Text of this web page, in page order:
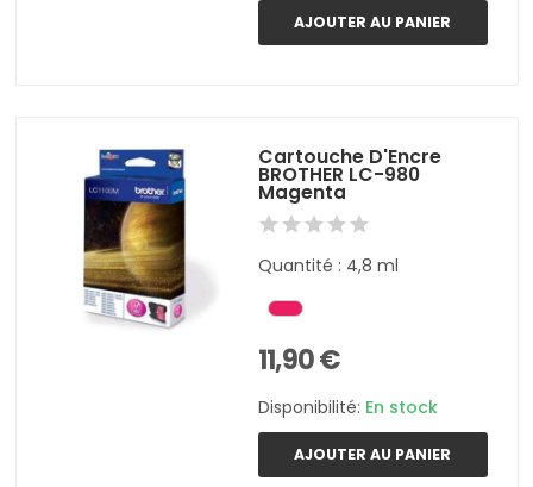
AJOUTER AU PANIER
Cartouche D'Encre
BROTHER LC-980
Magenta
Quantité : 4,8 ml
11,90 €
Disponibilité: En stock
AJOUTER AU PANIER